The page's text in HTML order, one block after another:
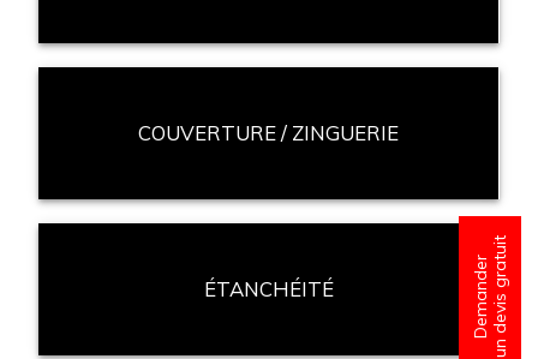
Demanderun devis gratuit
COUVERTURE / ZINGUERIE
ÉTANCHÉITÉ